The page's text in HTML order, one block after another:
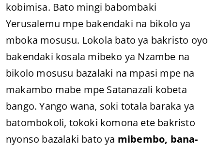
kobimisa. Bato mingi babombaki
Yerusalemu mpe bakendaki na bikolo ya
mboka mosusu. Lokola bato ya bakristo oyo
bakendaki kosala mibeko ya Nzambe na
bikolo mosusu bazalaki na mpasi mpe na
makambo mabe mpe Satanazali kobeta
bango. Yango wana, soki totala baraka ya
batombokoli, tokoki komona ete bakristo
nyonso bazalaki bato ya mibembo, bana-